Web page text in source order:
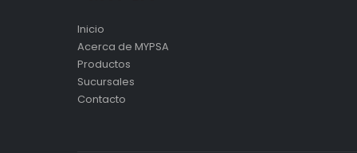
Inicio
Acerca de MYPSA
Productos
Sucursales
Contacto